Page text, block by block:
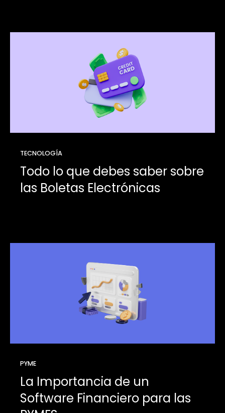
TECNOLOGÍA
Todo lo que debes saber sobre
las Boletas Electrónicas
PYME
La Importancia de un
Software Financiero para las